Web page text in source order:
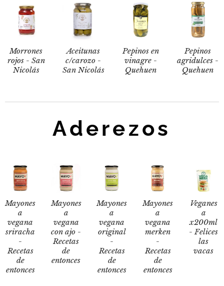
Morrones
rojos - San
Nicolás
Aceitunas
c/carozo -
San Nicolás
Pepinos en
vinagre -
Quehuen
Pepinos
agridulces -
Quehuen
Aderezos
Mayones
a
vegana
sriracha
-
Recetas
de
entonces
Mayones
a
vegana
con ajo -
Recetas
de
entonces
Mayones
a
vegana
original
-
Recetas
de
entonces
Mayones
a
vegana
merken
-
Recetas
de
entonces
Veganes
a
x200ml
- Felices
las
vacas